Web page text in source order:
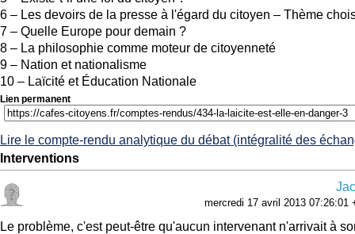
6 – Les devoirs de la presse à l'égard du citoyen – Thème
7 – Quelle Europe pour demain ?
8 – La philosophie comme moteur de citoyenneté
9 – Nation et nationalisme
10 – Laïcité et Éducation Nationale
Lien permanent
Lire le compte-rendu analytique du débat (intégralité des
Interventions
mercredi 17 avril 2013 07:26:01
Le problème, c'est peut-être qu'aucun intervenant n'arrivait à